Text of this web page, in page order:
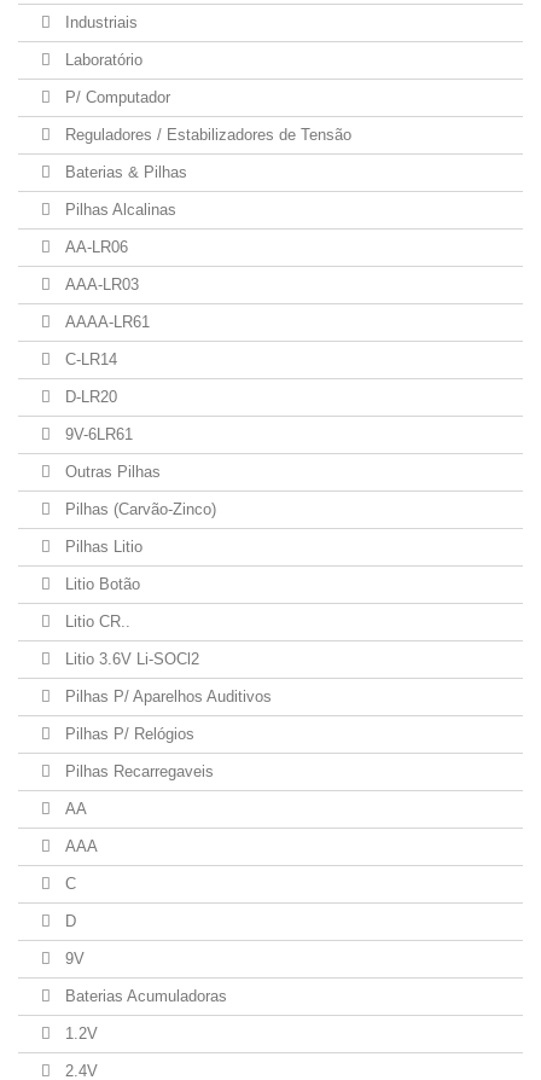
Industriais
Laboratório
P/ Computador
Reguladores / Estabilizadores de Tensão
Baterias & Pilhas
Pilhas Alcalinas
AA-LR06
AAA-LR03
AAAA-LR61
C-LR14
D-LR20
9V-6LR61
Outras Pilhas
Pilhas (Carvão-Zinco)
Pilhas Litio
Litio Botão
Litio CR..
Litio 3.6V Li-SOCl2
Pilhas P/ Aparelhos Auditivos
Pilhas P/ Relógios
Pilhas Recarregaveis
AA
AAA
C
D
9V
Baterias Acumuladoras
1.2V
2.4V